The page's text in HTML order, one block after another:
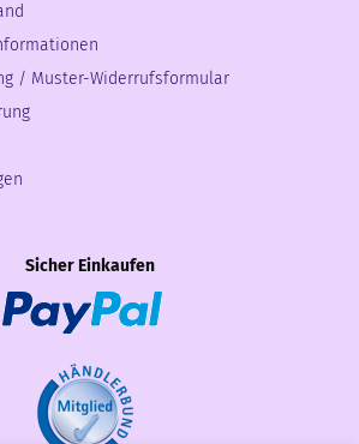
/ Muster-Widerrufsformular
Sicher Einkaufen